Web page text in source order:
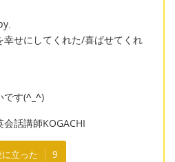
幸せにしてくれた/喜ばせてくれ
です(^_^)
話講師KOGACHI
立った 9